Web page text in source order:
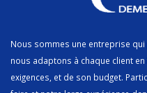
Nous sommes une entreprise
nous adaptons à chaque client
exigences, et de son budget.